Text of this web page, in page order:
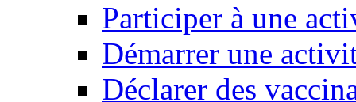
Participer à une
Démarrer une
Déclarer des